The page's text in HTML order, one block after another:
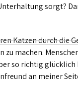
sorgt?
Katzen durch die
zu machen.
so richtig glücklich
an meiner